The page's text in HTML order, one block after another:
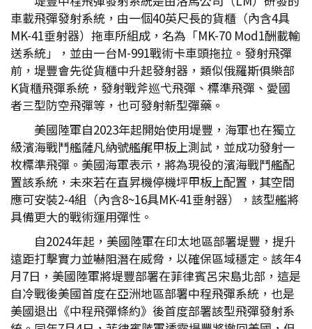
車載飛彈發射系統，由一個40英尺長的貨櫃（內含4具
MK-41垂射器）拖車所組成，名為「MK-70 Mod1酬載輸
送系統」，並由一台M-991戰術卡車頭拖拉。發射飛彈
前，堤豐會先從貨櫃中升起發射器，類似俄羅斯俱樂部
K貨櫃飛彈系統，發射戰斧巡弋飛彈、標準飛彈、愛國
者三型防空飛彈等，也可發射新型彈藥。
美國陸軍自2023年起開始使用堤豐，海軍也在獨立
級濱海戰鬥艦薩凡納號艦艉甲板上測試，並成功發射一
枚標準飛彈。美國海軍表示，將為現役的濱海戰鬥艦配
置該系統，未來若在直昇機停機坪甲板上配置，其空間
應可安裝2-4組（內含8~16具MK-41垂射器），該型艦將
具備更大的戰術運用彈性。
自2024年起，美國陸軍在印太地區部署堤豐，提升
遠距打擊實力並嚇阻潛在威脅，以確保區域穩定。該年4
月7日，美國陸軍將堤豐部署在菲律賓呂宋島北部，這是
自冷戰後美國首度在亞洲地區部署中程飛彈系統，也是
美國退出《中程飛彈條約》後首度部署該型飛彈發射系